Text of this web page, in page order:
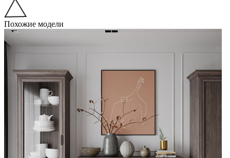
Похожие модели